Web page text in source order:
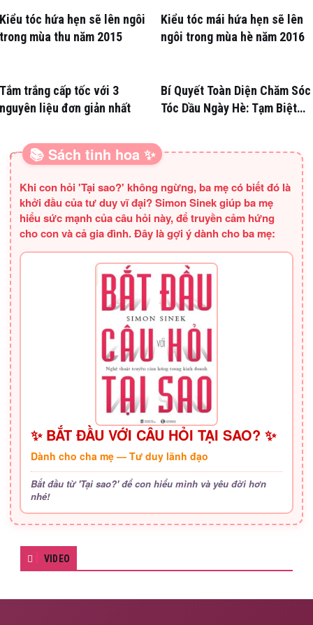
Kiểu tóc hứa hẹn sẽ lên ngôi
trong mùa thu năm 2015
Kiểu tóc mái hứa hẹn sẽ lên
ngôi trong mùa hè năm 2016
Tắm trắng cấp tốc với 3
nguyên liệu đơn giản nhất
Bí Quyết Toàn Diện Chăm Sóc
Tóc Dầu Ngày Hè: Tạm Biệt
SÁCH HAY CHO BA MẸ
📚 Sách tinh hoa ✨
Khi con hỏi 'Tại sao?' không ngừng, ba mẹ có biết đó là
khởi đầu của tư duy vĩ đại? Simon Sinek giúp ba mẹ
hiểu sức mạnh của câu hỏi này, để truyền cảm hứng
cho con và cả gia đình. Đây là gợi ý dành cho ba mẹ:
✨ BẮT ĐẦU VỚI CÂU HỎI TẠI SAO? ✨
Dành cho cha mẹ — Tư duy lãnh đạo
Bắt đầu từ 'Tại sao?' để con hiểu mình và yêu đời hơn
nhé!
VIDEO